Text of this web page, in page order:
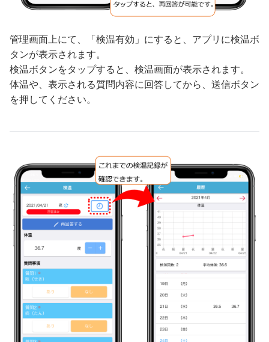
管理画面上にて、「検温有効」にすると、アプリに検温ボ
タンが表示されます。
検温ボタンをタップすると、検温画面が表示されます。
体温や、表示される質問内容に回答してから、送信ボタン
を押してください。